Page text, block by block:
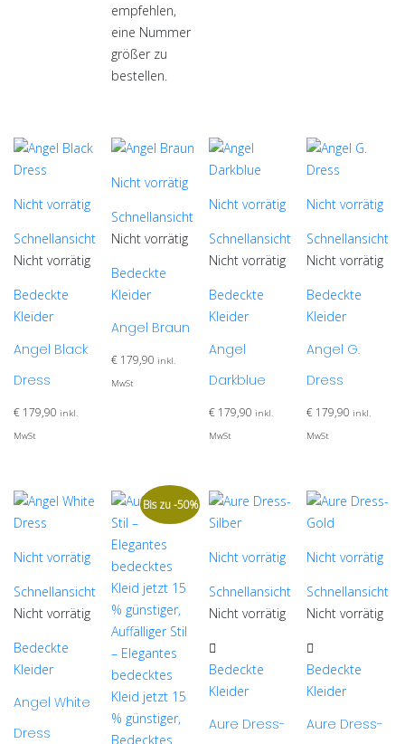
werden
empfehlen,
eine Nummer
größer zu
bestellen.
Nicht vorrätig
Schnellansicht
Nicht vorrätig
Bedeckte
Kleider
Angel Black
Dress
€ 179,90 inkl.
MwSt
Nicht vorrätig
Schnellansicht
Nicht vorrätig
Bedeckte
Kleider
Angel Braun
€ 179,90 inkl.
MwSt
Nicht vorrätig
Schnellansicht
Nicht vorrätig
Bedeckte
Kleider
Angel
Darkblue
€ 179,90 inkl.
MwSt
Nicht vorrätig
Schnellansicht
Nicht vorrätig
Bedeckte
Kleider
Angel G.
Dress
€ 179,90 inkl.
MwSt
Nicht vorrätig
Schnellansicht
Nicht vorrätig
Bedeckte
Kleider
Angel White
Dress
Bis zu -50%
Nicht vorrätig
Schnellansicht
Nicht vorrätig
Dieses
Produkt
weist
Varianten
Bedeckte
Kleider
Aure Dress-
Nicht vorrätig
Schnellansicht
Nicht vorrätig
Dieses
Produkt
weist
Varianten
Bedeckte
Kleider
Aure Dress-